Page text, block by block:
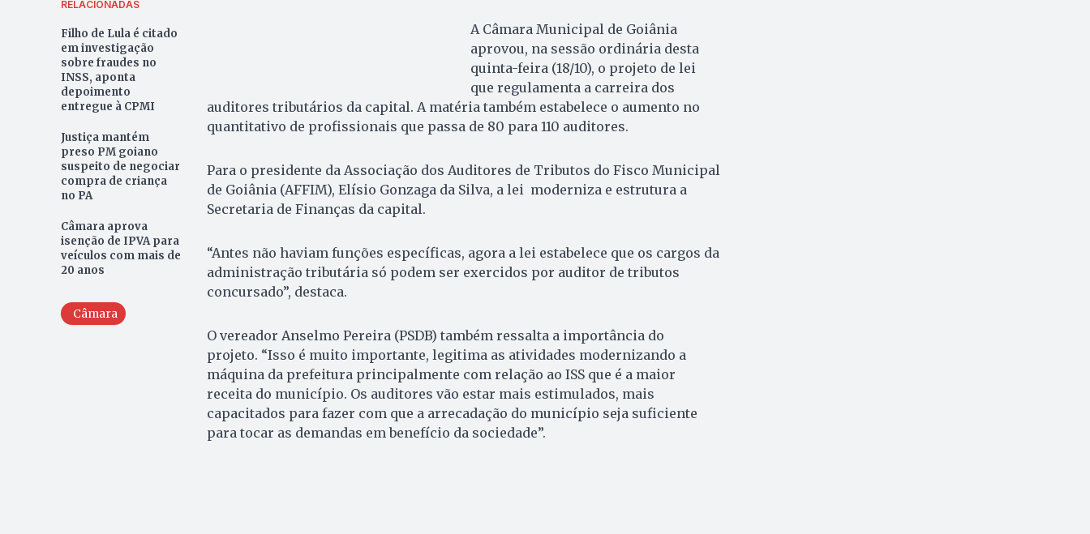
RELACIONADAS
Filho de Lula é citado
em investigação
sobre fraudes no
INSS, aponta
depoimento
entregue à CPMI
Justiça mantém
preso PM goiano
suspeito de negociar
compra de criança
no PA
Câmara aprova
isenção de IPVA para
veículos com mais de
20 anos
Câmara
A Câmara Municipal de Goiânia
aprovou, na sessão ordinária desta
quinta-feira (18/10), o projeto de lei
que regulamenta a carreira dos
auditores tributários da capital. A matéria também estabelece o aumento no
quantitativo de profissionais que passa de 80 para 110 auditores.
Para o presidente da Associação dos Auditores de Tributos do Fisco Municipal
de Goiânia (AFFIM), Elísio Gonzaga da Silva, a lei moderniza e estrutura a
Secretaria de Finanças da capital.
“Antes não haviam funções específicas, agora a lei estabelece que os cargos da
administração tributária só podem ser exercidos por auditor de tributos
concursado”, destaca.
O vereador Anselmo Pereira (PSDB) também ressalta a importância do
projeto. “Isso é muito importante, legitima as atividades modernizando a
máquina da prefeitura principalmente com relação ao ISS que é a maior
receita do município. Os auditores vão estar mais estimulados, mais
capacitados para fazer com que a arrecadação do município seja suficiente
para tocar as demandas em benefício da sociedade”.